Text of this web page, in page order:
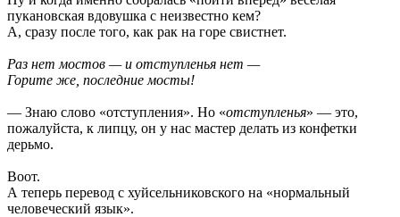
пукановская вдовушка с неизвестно кем?
А, сразу после того, как рак на горе свистнет.
Раз нет мостов — и отступленья нет —
Горите же, последние мосты!
— Знаю слово «отступления». Но «отступленья» — это,
пожалуйста, к липцу, он у нас мастер делать из конфетки
дерьмо.
Воот.
А теперь перевод с хуйсельниковского на «нормальный
человеческий язык».